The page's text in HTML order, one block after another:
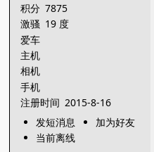
积分 7875
激骚 19 度
爱车
主机
相机
手机
注册时间 2015-8-16
发短消息
加为好友
当前离线